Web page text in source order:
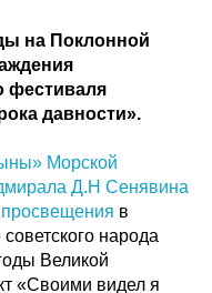
на Поклонной
фестиваля
давности».
Морской
Д.Н Сенявина
просвещения в
народа
Великой
«Своими видел я